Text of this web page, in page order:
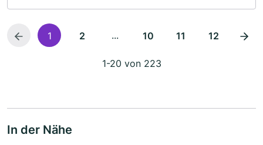
1 2 ... 10 11 12
1-20 von 223
In der Nähe